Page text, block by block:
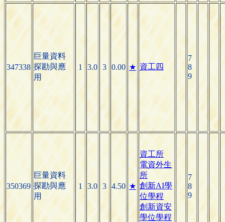
347338
巨量資料
探勘與應
用
1 3.0 3 0.00 ★ 資工四
7
8
9
350369
巨量資料
探勘與應
用
1 3.0 3 4.50 ★
資工所
電資外生
所
創新AI學
位學程
創新資安
學位學程
7
8
9